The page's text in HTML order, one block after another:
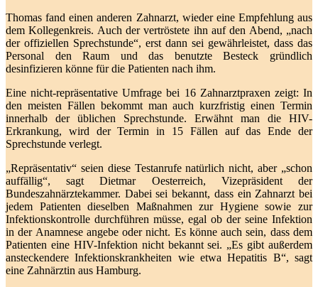
Thomas fand einen anderen Zahnarzt, wieder eine Empfehlung aus
dem Kollegenkreis. Auch der vertröstete ihn auf den Abend, „nach
der offiziellen Sprechstunde“, erst dann sei gewährleistet, dass das
Personal den Raum und das benutzte Besteck gründlich
desinfizieren könne für die Patienten nach ihm.
Eine nicht-repräsentative Umfrage bei 16 Zahnarztpraxen zeigt: In
den meisten Fällen bekommt man auch kurzfristig einen Termin
innerhalb der üblichen Sprechstunde. Erwähnt man die HIV-
Erkrankung, wird der Termin in 15 Fällen auf das Ende der
Sprechstunde verlegt.
„Repräsentativ“ seien diese Testanrufe natürlich nicht, aber „schon
auffällig“, sagt Dietmar Oesterreich, Vizepräsident der
Bundeszahnärztekammer. Dabei sei bekannt, dass ein Zahnarzt bei
jedem Patienten dieselben Maßnahmen zur Hygiene sowie zur
Infektionskontrolle durchführen müsse, egal ob der seine Infektion
in der Anamnese angebe oder nicht. Es könne auch sein, dass dem
Patienten eine HIV-Infektion nicht bekannt sei. „Es gibt außerdem
ansteckendere Infektionskrankheiten wie etwa Hepatitis B“, sagt
eine Zahnärztin aus Hamburg.